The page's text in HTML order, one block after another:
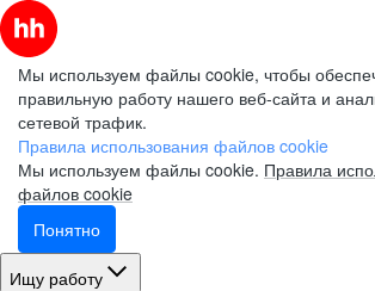
Мы используем файлы cookie, чтобы
правильную работу нашего веб-сайта и
сетевой трафик.
Правила использования файлов cookie
Мы используем файлы cookie. Правила
файлов cookie
Понятно
Ищу работу